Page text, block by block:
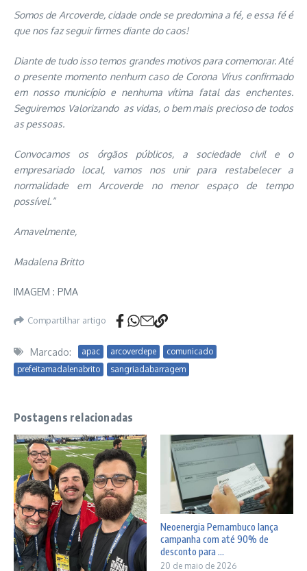
Somos de Arcoverde, cidade onde se predomina a fé, e essa fé é
que nos faz seguir firmes diante do caos!
Diante de tudo isso temos grandes motivos para comemorar. Até
o presente momento nenhum caso de Corona Vírus confirmado
em nosso município e nenhuma vítima fatal das enchentes.
Seguiremos Valorizando as vidas, o bem mais precioso de todos
as pessoas.
Convocamos os órgãos públicos, a sociedade civil e o
empresariado local, vamos nos unir para restabelecer a
normalidade em Arcoverde no menor espaço de tempo
possível.”
Amavelmente,
Madalena Britto
IMAGEM : PMA
Compartilhar artigo
Marcado: apac arcoverdepe
comunicado
prefeitamadalenabrito
sangriadabarragem
Postagens relacionadas
Neoenergia Pernambuco lança
campanha com até 90% de
desconto para ...
20 de maio de 2026